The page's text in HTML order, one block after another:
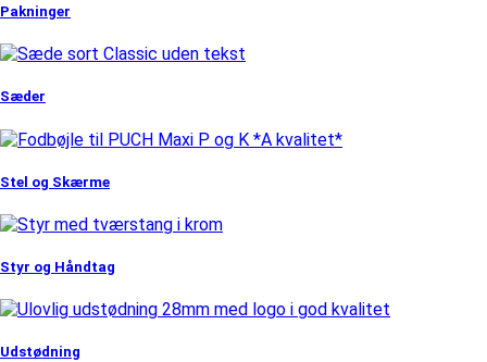
Pakninger
Sæder
Stel og Skærme
Styr og Håndtag
Udstødning